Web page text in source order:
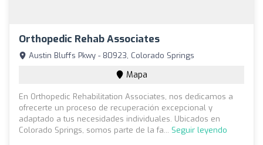
Orthopedic Rehab Associates
Austin Bluffs Pkwy - 80923, Colorado Springs
Mapa
En Orthopedic Rehabilitation Associates, nos dedicamos a
ofrecerte un proceso de recuperación excepcional y
adaptado a tus necesidades individuales. Ubicados en
Colorado Springs, somos parte de la fa... Seguir leyendo